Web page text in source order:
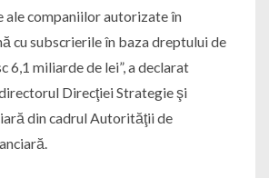
ale companiilor autorizate în
cu subscrierile în baza dreptului de
6,1 miliarde de lei”, a declarat
Direcţiei Strategie şi
din cadrul Autorităţii de